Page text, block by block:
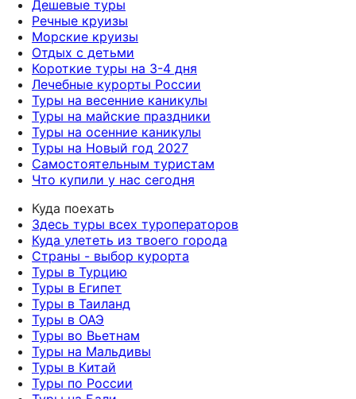
Дешевые туры
Речные круизы
Морские круизы
Отдых с детьми
Короткие туры на 3-4 дня
Лечебные курорты России
Туры на весенние каникулы
Туры на майские праздники
Туры на осенние каникулы
Туры на Новый год 2027
Самостоятельным туристам
Что купили у нас сегодня
Куда поехать
Здесь туры всех туроператоров
Куда улететь из твоего города
Страны - выбор курорта
Туры в Турцию
Туры в Египет
Туры в Таиланд
Туры в ОАЭ
Туры во Вьетнам
Туры на Мальдивы
Туры в Китай
Туры по России